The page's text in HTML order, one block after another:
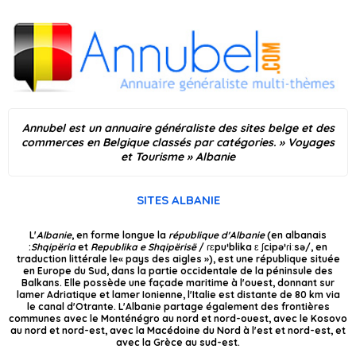
Annubel est un annuaire généraliste des sites belge et des
commerces en Belgique classés par catégories. » Voyages
et Tourisme » Albanie
SITES ALBANIE
L'Albanie, en forme longue la république d'Albanie(en albanais
:Shqipëriaet Republika e Shqipërisë / ɾɛpuˈblika ɛ ʃcipəˈɾiːsə/, en
traduction littérale le« pays des aigles »), est une république située
en Europe du Sud, dans la partie occidentale de la péninsule des
Balkans. Elle possède une façade maritime à l'ouest, donnant sur
lamer Adriatique et lamer Ionienne, l'Italie est distante de 80 km via
le canal d'Otrante. L'Albanie partage également des frontières
communes avec le Monténégro au nord et nord-ouest, avec le Kosovo
au nord et nord-est, avec la Macédoine du Nord à l'est et nord-est, et
avec la Grèce au sud-est.